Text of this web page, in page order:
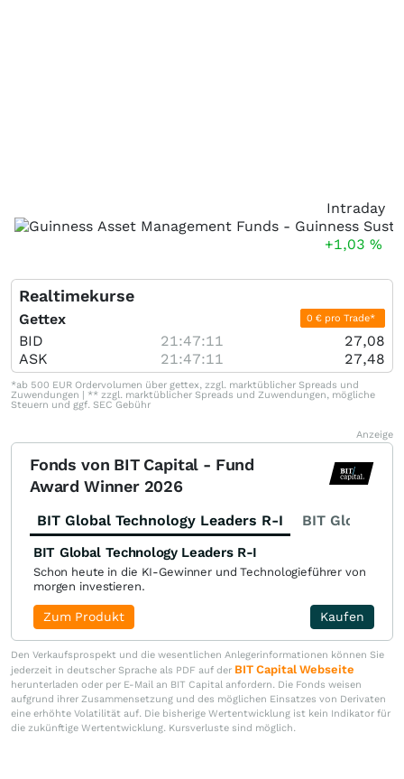
Intraday
+1,03 %
Realtimekurse
Gettex 0 € pro Trade*
BID 21:47:11
27,08
ASK
21:47:11 27,48
*ab 500 EUR Ordervolumen über gettex, zzgl. marktüblicher Spreads und
Zuwendungen | ** zzgl. marktüblicher Spreads und Zuwendungen, mögliche
Steuern und ggf. SEC Gebühr
Anzeige
Fonds von BIT Capital - Fund
Award Winner 2026
BIT Global Technology Leaders R-I BIT Global
BIT Global Technology Leaders R-I
Schon heute in die KI-Gewinner und Technologieführer von
morgen investieren.
Kaufen
Zum Produkt
Den Verkaufsprospekt und die wesentlichen Anlegerinformationen können Sie
jederzeit in deutscher Sprache als PDF auf der BIT Capital Webseite
herunterladen oder per E-Mail an BIT Capital anfordern. Die Fonds weisen
aufgrund ihrer Zusammensetzung und des möglichen Einsatzes von Derivaten
eine erhöhte Volatilität auf. Die bisherige Wertentwicklung ist kein Indikator für
die zukünftige Wertentwicklung. Kursverluste sind möglich.